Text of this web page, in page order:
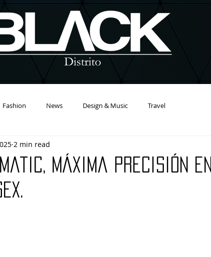
Fashion News Design & Music Travel
máxima precisión en
2 min read